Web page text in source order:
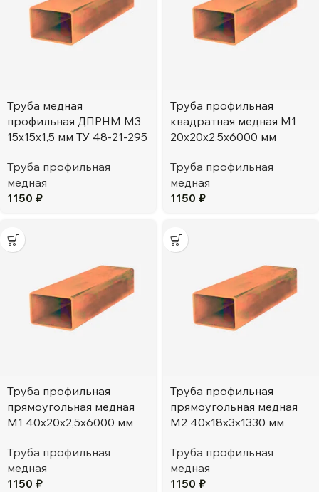
Труба медная
профильная ДПРНМ М3
15х15х1,5 мм ТУ 48-21-295
Труба профильная
медная
1150 ₽
Труба профильная
квадратная медная М1
20х20х2,5х6000 мм
Труба профильная
медная
1150 ₽
Труба профильная
прямоугольная медная
М1 40х20х2,5х6000 мм
Труба профильная
медная
1150 ₽
Труба профильная
прямоугольная медная
М2 40х18х3х1330 мм
Труба профильная
медная
1150 ₽